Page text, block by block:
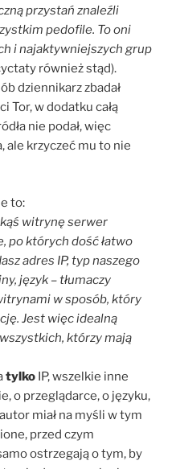
przystań znaleźli
pedofile. To oni
i najaktywniejszych grup
również stąd).
dziennikarz zbadał
Tor, w dodatku całą
nie podał, więc
ale krzyczeć mu to nie
to:
witrynę serwer
po których dość łatwo
adres IP, typ naszego
język – tłumaczy
w sposób, który
Jest więc idealną
którzy mają
tylko IP, wszelkie inne
o przeglądarce, o języku,
miał na myśli w tym
przed czym
ostrzegają o tym, by